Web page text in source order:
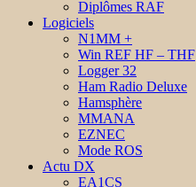
Diplômes RAF
Logiciels
N1MM +
Win REF HF – THF
Logger 32
Ham Radio Deluxe
Hamsphère
MMANA
EZNEC
Mode ROS
Actu DX
EA1CS